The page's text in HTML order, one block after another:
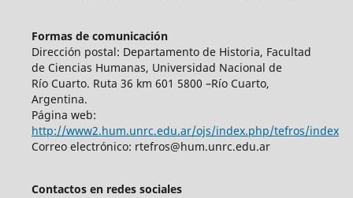
Formas de comunicación
Dirección postal: Departamento de Historia, Facultad
de Ciencias Humanas, Universidad Nacional de
Río Cuarto. Ruta 36 km 601 5800 –Río Cuarto,
Argentina.
Página web:
http://www2.hum.unrc.edu.ar/ojs/index.php/tefros/index
Correo electrónico: rtefros@hum.unrc.edu.ar
Contactos en redes sociales